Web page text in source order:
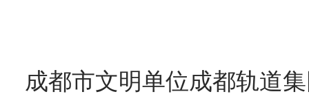
成都市文明单位成都轨道